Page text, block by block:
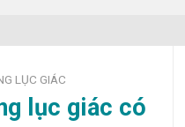
LỤC GIÁC
lục giác có